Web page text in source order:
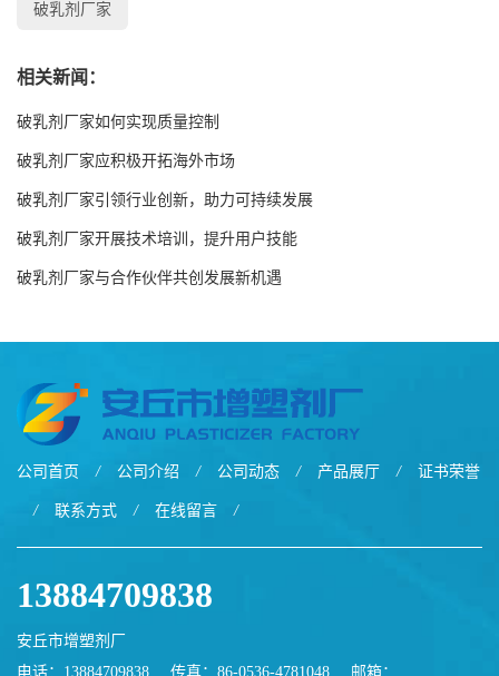
破乳剂厂家
相关新闻：
破乳剂厂家如何实现质量控制
破乳剂厂家应积极开拓海外市场
破乳剂厂家引领行业创新，助力可持续发展
破乳剂厂家开展技术培训，提升用户技能
破乳剂厂家与合作伙伴共创发展新机遇
公司首页 / 公司介绍 / 公司动态 / 产品展厅 / 证书荣誉
/ 联系方式 / 在线留言 /
13884709838
安丘市增塑剂厂
电话：13884709838
传真：86-0536-4781048 邮箱：